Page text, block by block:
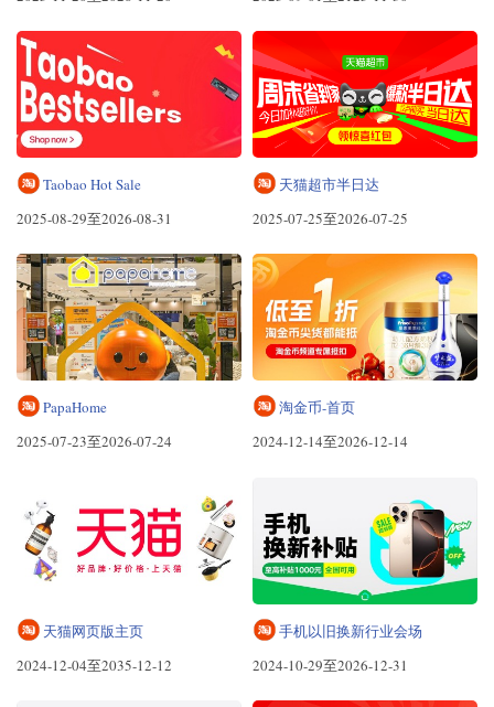
Taobao Hot Sale
2025-08-29至2026-08-31
天猫超市半日达
2025-07-25至2026-07-25
PapaHome
2025-07-23至2026-07-24
淘金币-首页
2024-12-14至2026-12-14
天猫网页版主页
2024-12-04至2035-12-12
手机以旧换新行业会场
2024-10-29至2026-12-31